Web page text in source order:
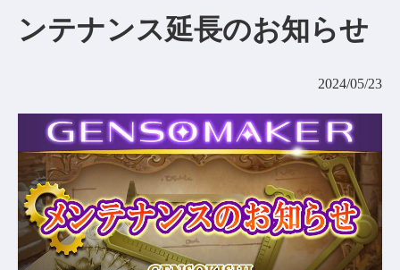
お問い合わせ
AGREEMENT&LICENCE
ンテナンス延長のお知らせ
2024/05/23